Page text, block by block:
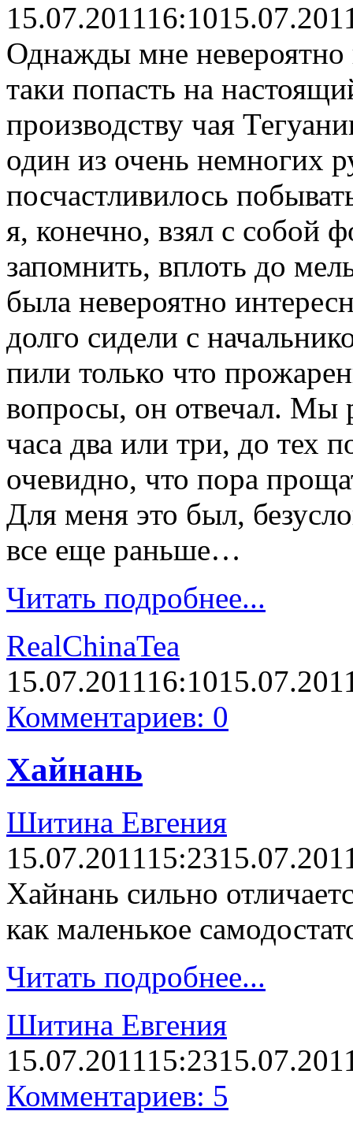
15.07.201116:10
Однажды мне невероятно
таки попасть на
производству чая
один из очень немногих
посчастливилось
я, конечно, взял с собой
запомнить, вплоть до
была невероятно
долго сидели с
пили только что
вопросы, он отвечал. Мы
часа два или три, до тех
очевидно, что пора
Для меня это был,
все еще раньше…
Читать подробнее...
RealChinaTea
15.07.201116:10
Комментариев: 0
Хайнань
Шитина Евгения
15.07.201115:23
Хайнань сильно
как маленькое
Читать подробнее...
Шитина Евгения
15.07.201115:23
Комментариев: 5